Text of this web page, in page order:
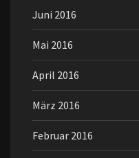
Juni 2016
Mai 2016
April 2016
März 2016
Februar 2016